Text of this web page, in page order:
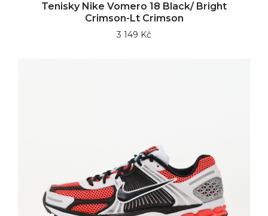
Tenisky Nike Vomero 18 Black/ Bright
Crimson-Lt Crimson
3 149 Kč